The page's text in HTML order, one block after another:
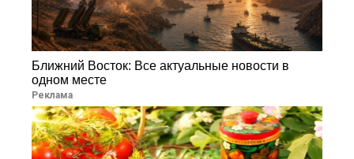
Ближний Восток: Все актуальные новости в
одном месте
Реклама